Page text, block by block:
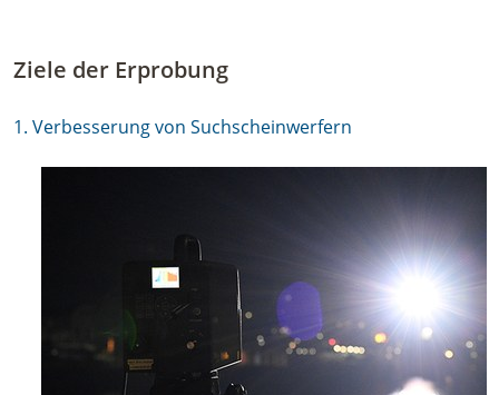
Ziele der Erprobung
1. Verbesserung von Suchscheinwerfern